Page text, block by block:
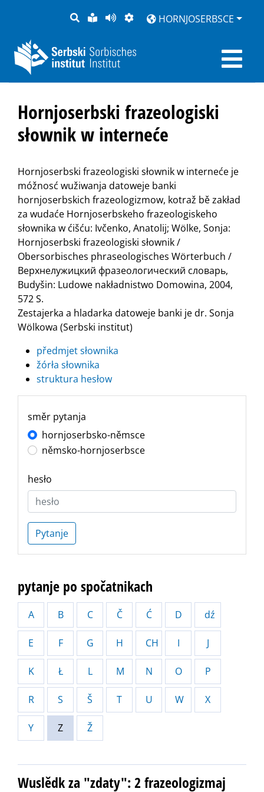
PYTANJE
LOCHKA
RĚČ
STRONU
PŘEDČITAĆ
ZWOBRAZNJENJE
HORNJOSERBSCE
Hornjoserbski frazeologiski
słownik w interneće
Hornjoserbski frazeologiski słownik w interneće je
móžnosć wužiwanja datoweje banki
hornjoserbskich frazeologizmow, kotraž bě zakład
za wudaće Hornjoserbskeho frazeologiskeho
słownika w ćišću: Ivčenko, Anatolij; Wölke, Sonja:
Hornjoserbski frazeologiski słownik /
Obersorbisches phraseologisches Wörterbuch /
Верхнелужицкий фразеологический словарь,
Budyšin: Ludowe nakładnistwo Domowina, 2004,
572 S.
Zestajerka a hladarka datoweje banki je dr. Sonja
Wölkowa (Serbski institut)
předmjet słownika
žórła słownika
struktura hesłow
směr pytanja
hornjoserbsko-němsce
němsko-hornjoserbsce
hesło
Pytanje
pytanje po spočatnikach
A B C Č Ć D dź
E F G H CH I J
K Ł L M N O P
R S Š T U W X
Y Z Ž
Wuslědk za "zdaty": 2 frazeologizmaj